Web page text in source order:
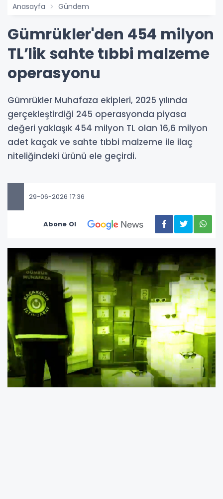
Anasayfa Gündem
Gümrükler'den 454 milyon
TL’lik sahte tıbbi malzeme
operasyonu
Gümrükler Muhafaza ekipleri, 2025 yılında
gerçekleştirdiği 245 operasyonda piyasa
değeri yaklaşık 454 milyon TL olan 16,6 milyon
adet kaçak ve sahte tıbbi malzeme ile ilaç
niteliğindeki ürünü ele geçirdi.
29-06-2026 17:36
Abone Ol